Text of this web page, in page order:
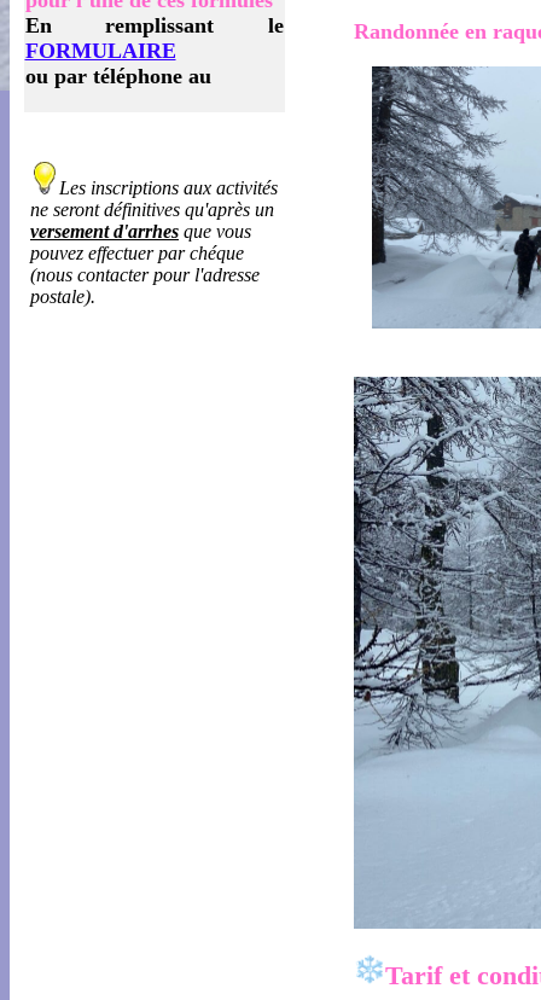
En remplissant le
FORMULAIRE
ou par téléphone au
Les inscriptions aux activités
ne seront définitives qu'après un
versement d'arrhes que vous
pouvez effectuer par chéque
(nous contacter pour l'adresse
postale).
Randonnée en
Tarif et